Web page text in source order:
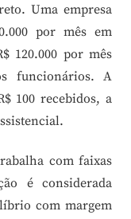
Uma empresa
por mês em
120.000 por mês
funcionários. A
100 recebidos, a
com faixas
é considerada
com margem